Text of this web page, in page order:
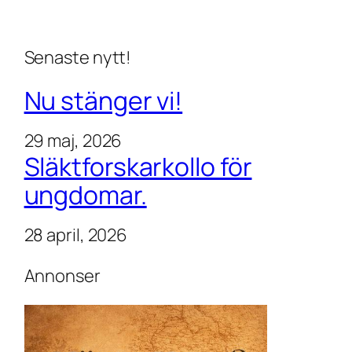
Senaste nytt!
Nu stänger vi!
29 maj, 2026
Släktforskarkollo för
ungdomar.
28 april, 2026
Annonser